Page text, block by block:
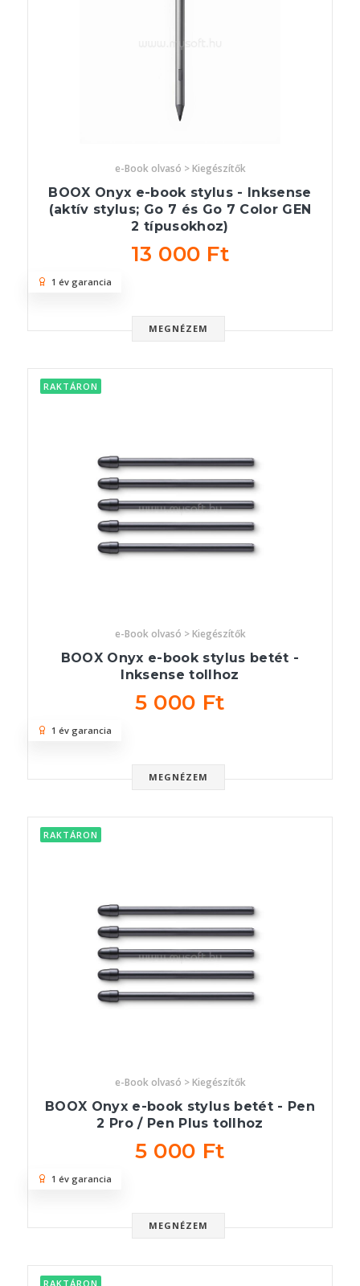
e-Book olvasó > Kiegészítők
BOOX Onyx e-book stylus - Inksense
(aktív stylus; Go 7 és Go 7 Color GEN
2 típusokhoz)
13 000 Ft
MEGNÉZEM
1 év garancia
RAKTÁRON
e-Book olvasó > Kiegészítők
BOOX Onyx e-book stylus betét -
Inksense tollhoz
5 000 Ft
MEGNÉZEM
1 év garancia
RAKTÁRON
e-Book olvasó > Kiegészítők
BOOX Onyx e-book stylus betét - Pen
2 Pro / Pen Plus tollhoz
5 000 Ft
MEGNÉZEM
1 év garancia
RAKTÁRON